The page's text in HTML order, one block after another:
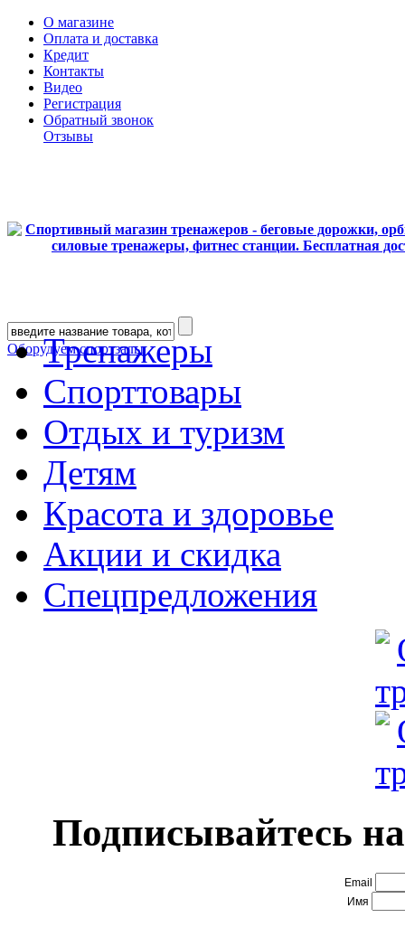
О магазине
Оплата и доставка
Кредит
Контакты
Видео
Регистрация
Обратный звонок
Отзывы
Оборудуем спортзалы
Тренажеры
Спорттовары
Отдых и туризм
Детям
Красота и здоровье
Акции и скидка
Спецпредложения
Подписывайтесь
Email
Имя